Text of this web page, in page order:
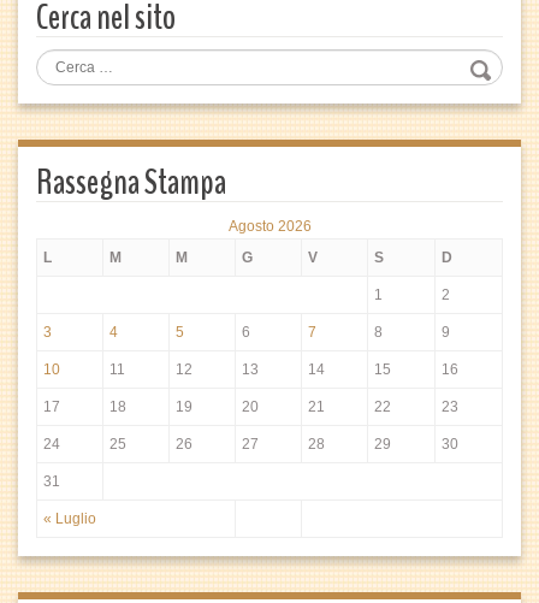
Cerca nel sito
Rassegna Stampa
Agosto 2026
L
M M G V S D
« Luglio
1 2
3 4 5 6 7 8 9
10 11 12 13 14 15 16
17 18 19 20 21 22 23
24 25 26 27 28 29 30
31